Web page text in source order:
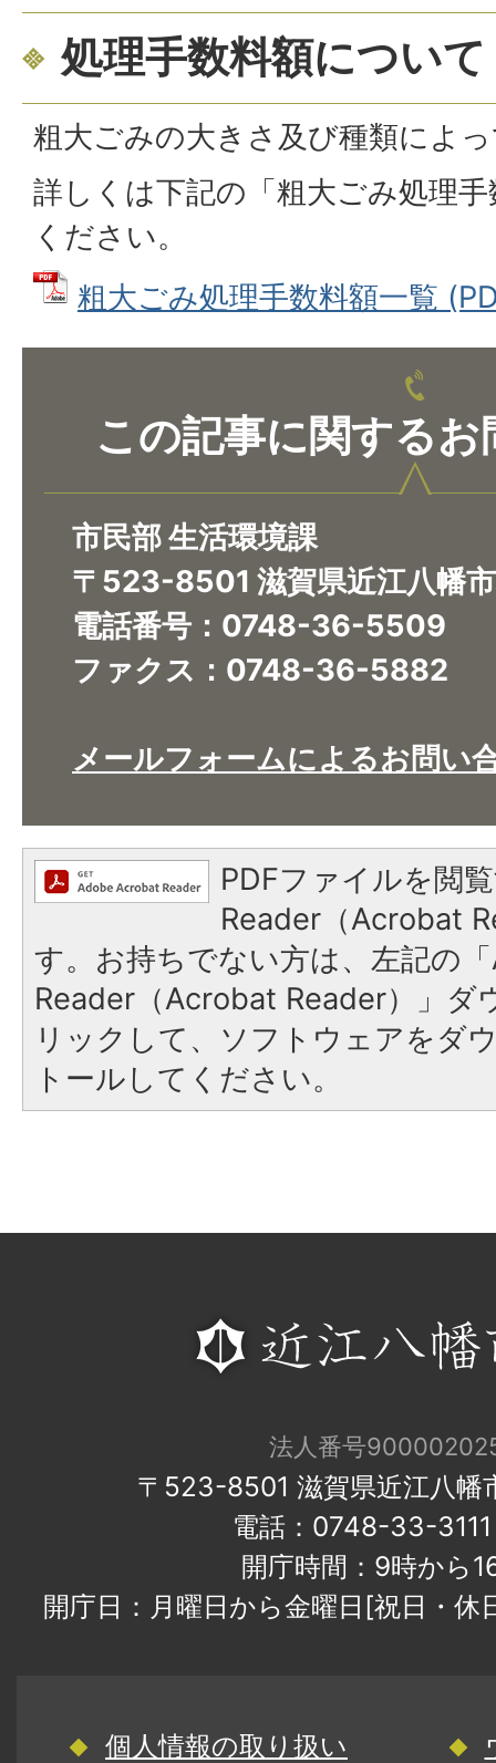
処理手数料額について
粗大ごみの大きさ及び種類によ
詳しくは下記の「粗大ごみ処理
ください。
粗大ごみ処理手数料額一覧
この記事に関するお
市民部 生活環境課
〒523-8501 滋賀県近江八幡
電話番号：0748-36-5509
ファクス：0748-36-5882
メールフォームによるお問い
PDFファイルを閲
Reader（Acrobat
す。お持ちでない方は、左記の
Reader（Acrobat Reader）」ダ
リックして、ソフトウェアをダ
トールしてください。
法人番号
〒523-8501 滋賀県近江八幡
電話：0748-33-
開庁時間：9時から
開庁日：月曜日から金曜日[祝日・
個人情報の取り扱い